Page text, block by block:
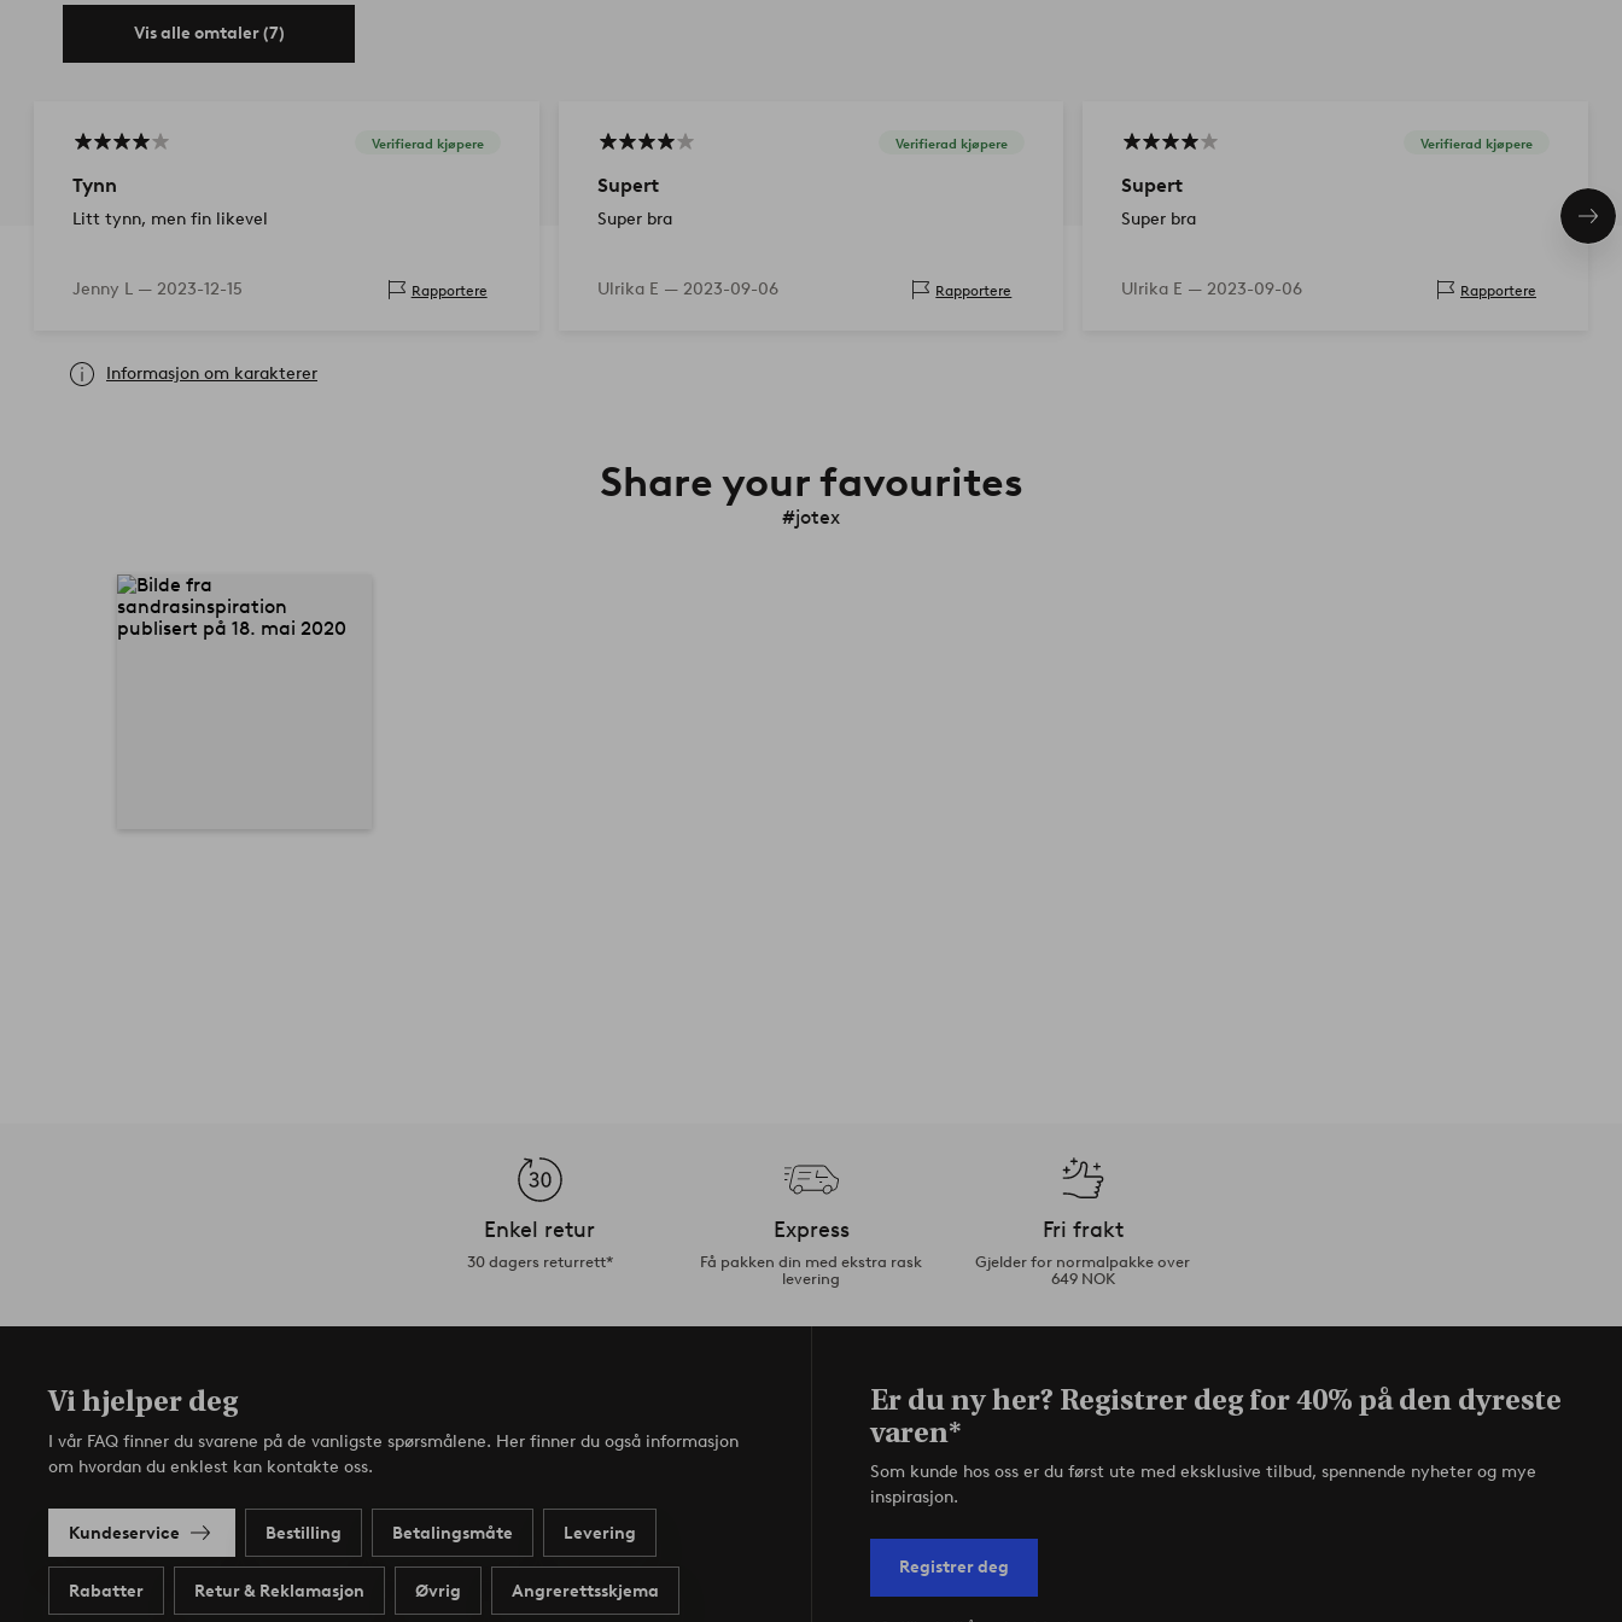
Vis alle omtaler (7)
Verifierad kjøpere
Tynn
Litt tynn, men fin likevel
Jenny L — 2023-12-15 Rapportere
Verifierad kjøpere
Supert
Super bra
Ulrika E — 2023-09-06 Rapportere
Verifierad kjøpere
Supert
Super bra
Ulrika E — 2023-09-06 Rapportere
Informasjon om karakterer
Share your favourites
#jotex
Enkel retur
30 dagers returrett*
Express
Få pakken din med ekstra rask
levering
Fri frakt
Gjelder for normalpakke over
649 NOK
Vi hjelper deg
I vår FAQ finner du svarene på de vanligste spørsmålene. Her finner du også informasjon
om hvordan du enklest kan kontakte oss.
Kundeservice Bestilling Betalingsmåte Levering
Rabatter Retur & Reklamasjon Øvrig Angrerettsskjema
Er du ny her? Registrer deg for 40% på den dyreste
varen*
Som kunde hos oss er du først ute med eksklusive tilbud, spennende nyheter og mye
inspirasjon.
Registrer deg